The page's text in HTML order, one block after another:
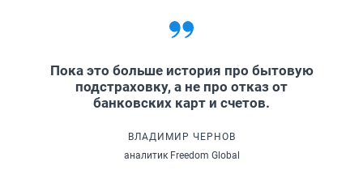
Пока это больше история про бытовую
подстраховку, а не про отказ от
банковских карт и счетов.
ВЛАДИМИР ЧЕРНОВ
аналитик Freedom Global